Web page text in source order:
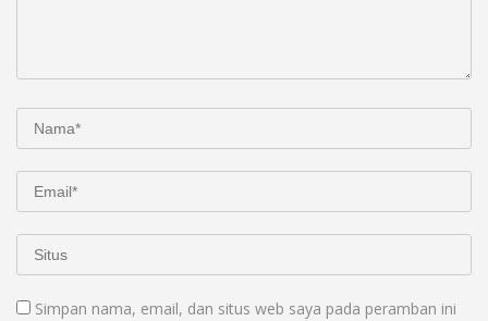
Simpan nama, email, dan situs web saya pada peramban ini